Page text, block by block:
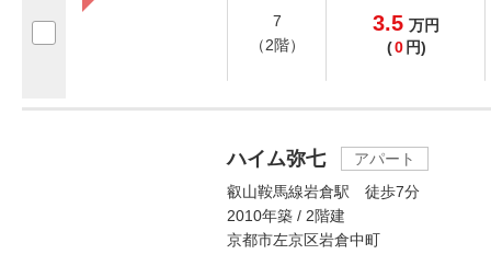
7
（2階）
3.5 万円
(0 円)
ハイム弥七
アパート
叡山鞍馬線岩倉駅 徒歩7分
2010年築 / 2階建
京都市左京区岩倉中町